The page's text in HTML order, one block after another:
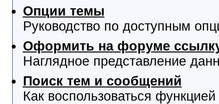
Опции темы
Руководство по доступным
Оформить на форуме ссылку
Наглядное представление
Поиск тем и сообщений
Как воспользоваться